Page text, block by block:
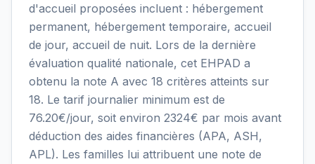
d'accueil proposées incluent : hébergement
permanent, hébergement temporaire, accueil
de jour, accueil de nuit. Lors de la dernière
évaluation qualité nationale, cet EHPAD a
obtenu la note A avec 18 critères atteints sur
18. Le tarif journalier minimum est de
76.20€/jour, soit environ 2324€ par mois avant
déduction des aides financières (APA, ASH,
APL). Les familles lui attribuent une note de